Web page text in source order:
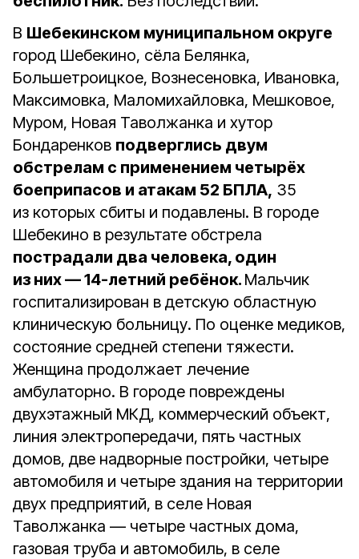
В Шебекинском муниципальном округе
город Шебекино, сёла Белянка,
Большетроицкое, Вознесеновка, Ивановка,
Максимовка, Маломихайловка, Мешковое,
Муром, Новая Таволжанка и хутор
Бондаренков подверглись двум
обстрелам с применением четырёх
боеприпасов и атакам 52 БПЛА, 35
из которых сбиты и подавлены. В городе
Шебекино в результате обстрела
пострадали два человека, один
из них — 14-летний ребёнок. Мальчик
госпитализирован в детскую областную
клиническую больницу. По оценке медиков,
состояние средней степени тяжести.
Женщина продолжает лечение
амбулаторно. В городе повреждены
двухэтажный МКД, коммерческий объект,
линия электропередачи, пять частных
домов, две надворные постройки, четыре
автомобиля и четыре здания на территории
двух предприятий, в селе Новая
Таволжанка — четыре частных дома,
газовая труба и автомобиль, в селе